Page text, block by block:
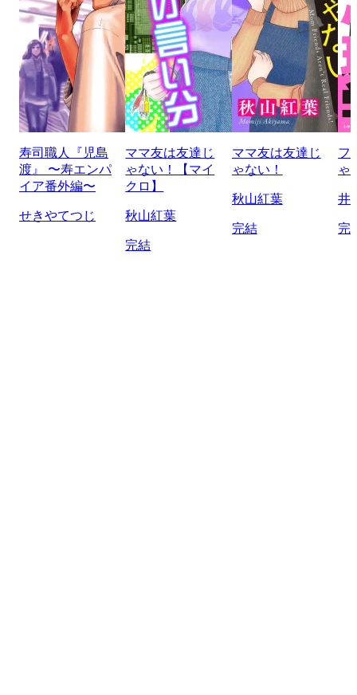
寿司職人『児島
渡』 〜寿エンパ
イア番外編〜
せきやてつじ
ママ友は友達じ
ゃない！【マイ
クロ】
秋山紅葉
完結
ママ友は友達じ
ゃない！
秋山紅葉
完結
フ
ゃ
井
完